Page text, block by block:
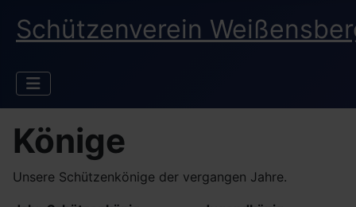
Schützenverein
Könige
Unsere Schützenkönige der vergangen Jahre.